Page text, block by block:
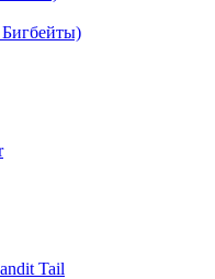
Tail